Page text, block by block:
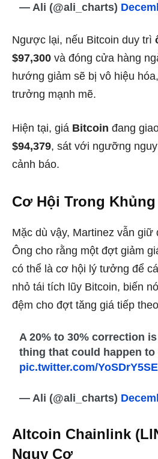
— Ali (@ali_charts)
Ngược lại, nếu Bitcoin duy trì
$97,300 và đóng cửa hàng
hướng giảm sẽ bị vô hiệu
trưởng mạnh mẽ.
Hiện tại, giá Bitcoin đang
$94,379, sát với ngưỡng
cảnh báo.
Cơ Hội Trong
Mặc dù vậy, Martinez vẫn
Ông cho rằng một đợt giảm
có thể là cơ hội lý tưởng để
nhỏ tái tích lũy Bitcoin, biến
đệm cho đợt tăng giá tiếp
A 20% to 30% correction
thing that could happen to
pic.twitter.com/
— Ali (@ali_charts)
Altcoin Chainlink
Nguy Cơ